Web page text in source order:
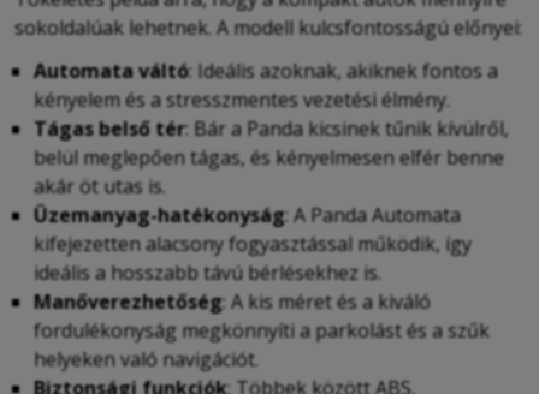
sokoldalúak lehetnek. A modell kulcsfontosságú előnyei:
Automata váltó: Ideális azoknak, akiknek fontos a
kényelem és a stresszmentes vezetési élmény.
Tágas belső tér: Bár a Panda kicsinek tűnik kívülről,
belül meglepően tágas, és kényelmesen elfér benne
akár öt utas is.
Üzemanyag-hatékonyság: A Panda Automata
kifejezetten alacsony fogyasztással működik, így
ideális a hosszabb távú bérlésekhez is.
Manőverezhetőség: A kis méret és a kiváló
fordulékonyság megkönnyíti a parkolást és a szűk
helyeken való navigációt.
Biztonsági funkciók: Többek között ABS,